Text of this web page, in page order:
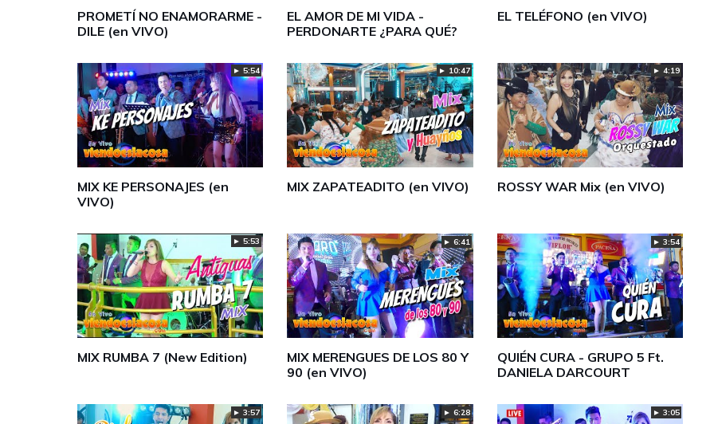
PROMETÍ NO ENAMORARME -
DILE (en VIVO)
EL AMOR DE MI VIDA -
PERDONARTE ¿PARA QUÉ?
EL TELÉFONO (en VIVO)
► 5:54
MIX KE PERSONAJES (en
VIVO)
► 10:47
MIX ZAPATEADITO (en VIVO)
► 4:19
ROSSY WAR Mix (en VIVO)
► 5:53
MIX RUMBA 7 (New Edition)
► 6:41
MIX MERENGUES DE LOS 80 Y
90 (en VIVO)
► 3:54
QUIÉN CURA - GRUPO 5 Ft.
DANIELA DARCOURT
► 3:57 ► 6:28 ► 3:05